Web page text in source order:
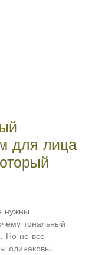
для лица
нужны
тональный
Но не все
одинаковы.